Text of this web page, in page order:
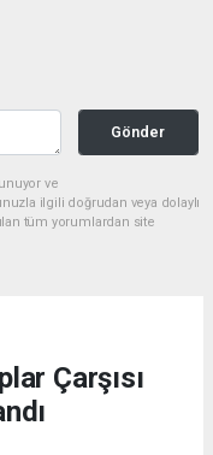
Gönder
ve
ilgili doğrudan veya dolaylı
tüm yorumlardan site
Çarşısı